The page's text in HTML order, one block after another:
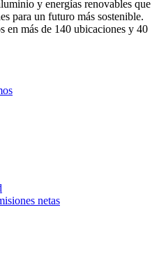
y energías renovables que
para un futuro más sostenible.
en más de 140 ubicaciones y 40
netas